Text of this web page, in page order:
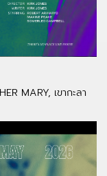
MARY, เขากะลา